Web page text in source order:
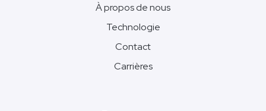
À propos de nous
Technologie
Contact
Carrières